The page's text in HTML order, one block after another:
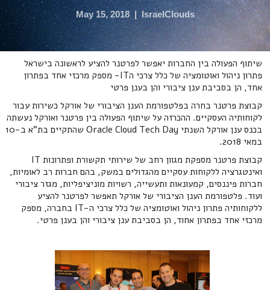
IsraelClouds
|
May 15, 2018
שיתוף הפעולה בין החברות יאפשר לפרטנר להציע לראשונה בישראל
פתרון ניהול ואוטומציה של כלל צרכי הIT- מספק מרכזי אחד בפתרון
אחד, הן בסביבת ענן ציבורי והן בענן פרטי
קבוצת פרטנר בחרה בפלטפורמת הענן הציבורי של אורקל כשירות עבור
לקוחותיה העסקיים. ההכרזה על שיתוף הפעולה בין פרטנר ואורקל נעשתה
בכנס ענן אורקל השנתי Oracle Cloud Tech Day שהתקיים בת"א ב-10
במאי 2018.
קבוצת פרטנר מספקת מגוון רחב של שירותי תקשורת ופתרונות IT
ואינטגרציה ללקוחות עסקיים מהגדולים במשק, בהם חברות רב לאומיות,
חברות פיננסים, קמעונאות ותעשייה, רשויות מוניציפליות, מגזר ציבורי
ועוד. פלטפורמת הענן הציבורי של אורקל תאפשר לפרטנר להציע
ללקוחותיה פתרון ניהול ואוטומציה של כלל צרכי ה-IT בחברה, מספק
מרכזי אחד בפתרון אחוד, הן בסביבת ענן ציבורי והן בענן פרטי.